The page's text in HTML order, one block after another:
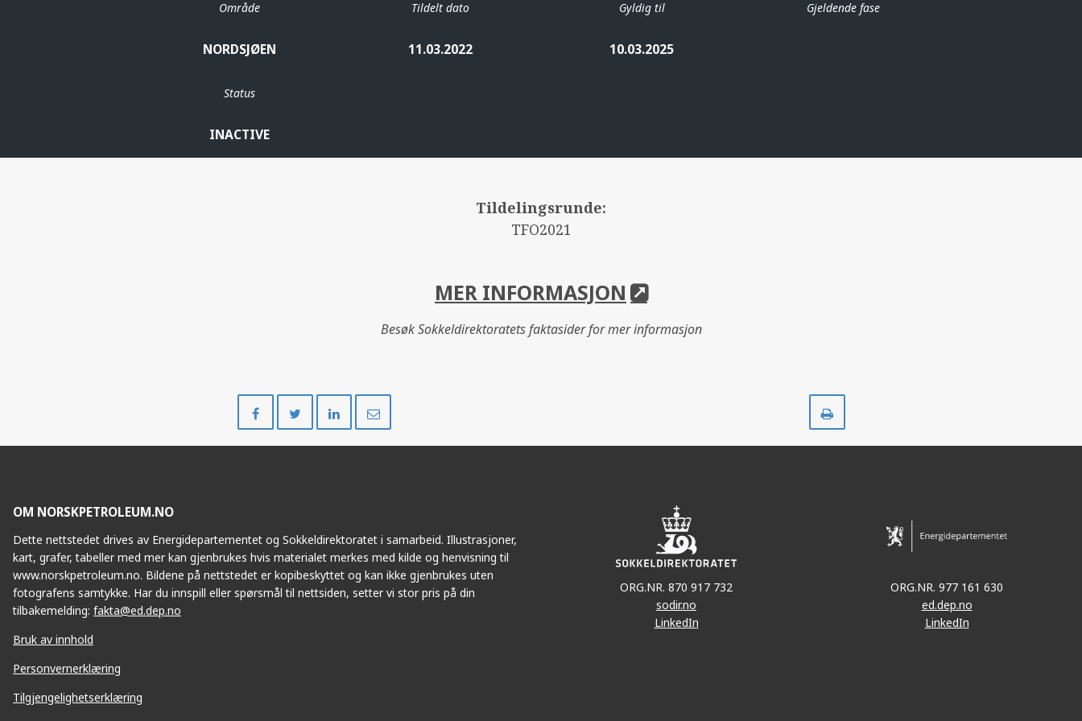
Område
NORDSJØEN
Tildelt dato
11.03.2022
Gyldig til
10.03.2025
Gjeldende fase
Status
INACTIVE
Tildelingsrunde:
TFO2021
MER INFORMASJON
Besøk Sokkeldirektoratets faktasider for mer informasjon
på
på
på
OM NORSKPETROLEUM.NO
Dette nettstedet drives av Energidepartementet og Sokkeldirektoratet i samarbeid. Illustrasjoner,
kart, grafer, tabeller med mer kan gjenbrukes hvis materialet merkes med kilde og henvisning til
www.norskpetroleum.no. Bildene på nettstedet er kopibeskyttet og kan ikke gjenbrukes uten
fotografens samtykke. Har du innspill eller spørsmål til nettsiden, setter vi stor pris på din
tilbakemelding: fakta@ed.dep.no
Bruk av innhold
Personvernerklæring
Tilgjengelighetserklæring
ORG.NR. 870 917 732
sodir.no
LinkedIn
ORG.NR. 977 161 630
ed.dep.no
LinkedIn